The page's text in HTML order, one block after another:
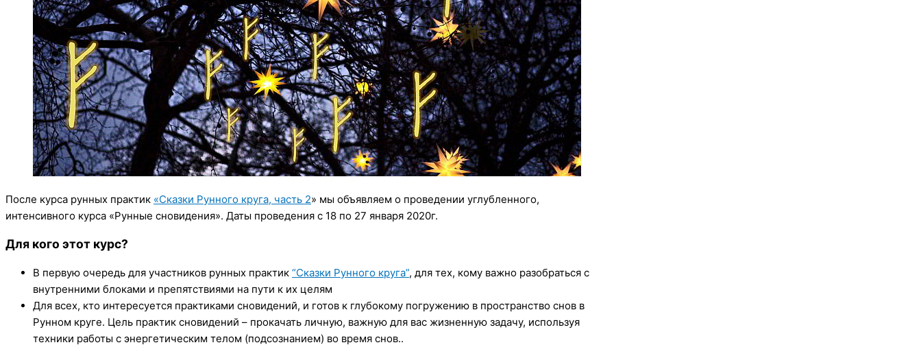
После курса рунных практик «Сказки Рунного круга, часть 2» мы объявляем о проведении углубленного,
интенсивного курса «Рунные сновидения». Даты проведения с 18 по 27 января 2020г.
Для кого этот курс?
В первую очередь для участников рунных практик “Сказки Рунного круга”, для тех, кому важно разобраться с
внутренними блоками и препятствиями на пути к их целям
Для всех, кто интересуется практиками сновидений, и готов к глубокому погружению в пространство снов в
Рунном круге. Цель практик сновидений – прокачать личную, важную для вас жизненную задачу, используя
техники работы с энергетическим телом (подсознанием) во время снов..